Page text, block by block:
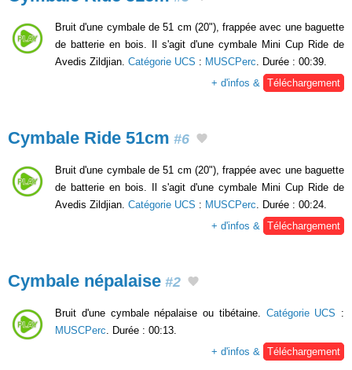
Bruit d'une cymbale de 51 cm (20"), frappée avec une baguette
de batterie en bois. Il s'agit d'une cymbale Mini Cup Ride de
Avedis Zildjian. Catégorie UCS : MUSCPerc. Durée : 00:39.
+ d'infos & Téléchargement
Cymbale Ride 51cm #6
Bruit d'une cymbale de 51 cm (20"), frappée avec une baguette
de batterie en bois. Il s'agit d'une cymbale Mini Cup Ride de
Avedis Zildjian. Catégorie UCS : MUSCPerc. Durée : 00:24.
+ d'infos & Téléchargement
Cymbale népalaise #2
Bruit d'une cymbale népalaise ou tibétaine. Catégorie UCS :
MUSCPerc . Durée : 00:13.
+ d'infos &
Téléchargement